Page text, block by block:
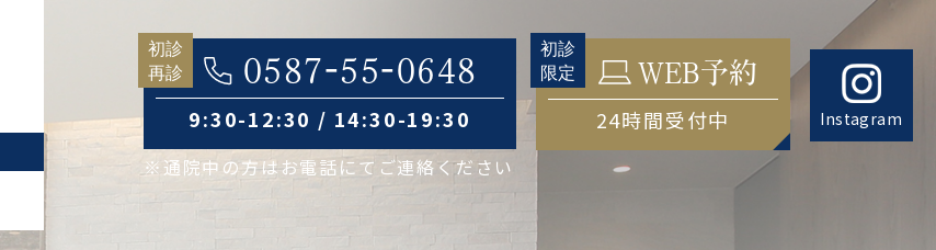
0587-55-0648
9:30-12:30 / 14:30-19:30
※通院中の方はお電話にてご連絡ください
WEB予約
24時間受付中
Instagram